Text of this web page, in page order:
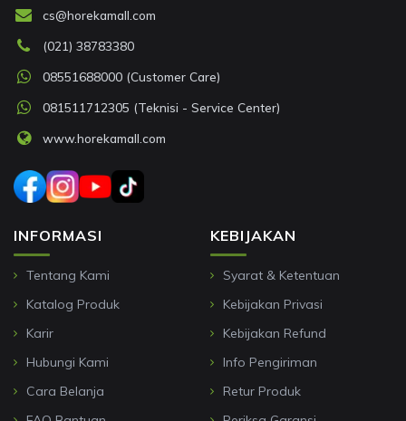
INFORMASI
Tentang Kami
Katalog Produk
Karir
Hubungi Kami
Cara Belanja
KEBIJAKAN
Syarat & Ketentuan
Kebijakan Privasi
Kebijakan Refund
Info Pengiriman
Retur Produk
cs@horekamall.com
(021) 38783380
08551688000 (Customer Care)
081511712305 (Teknisi - Service Center)
www.horekamall.com